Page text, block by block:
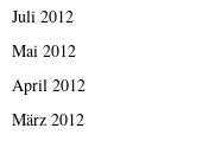
Juli 2012
Mai 2012
April 2012
März 2012